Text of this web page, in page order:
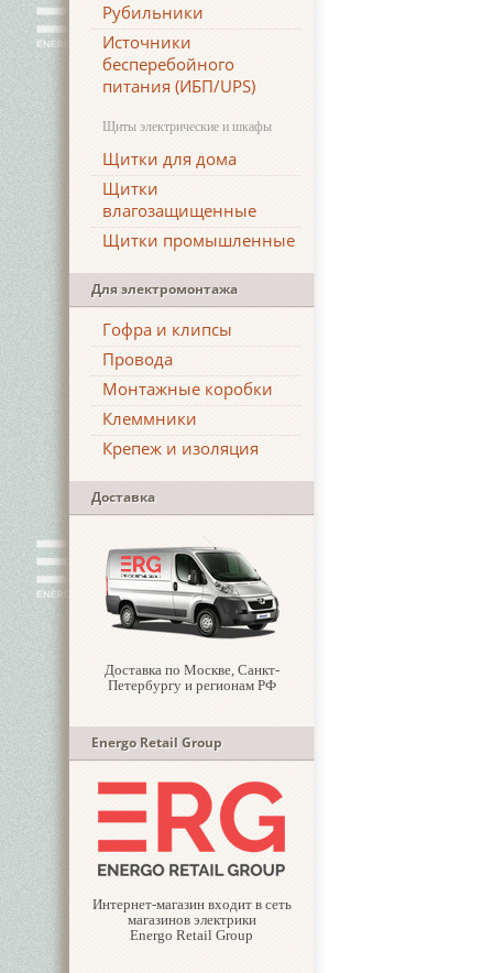
Рубильники
Источники
бесперебойного
питания (ИБП/UPS)
Щиты электрические и шкафы
Щитки для дома
Щитки
влагозащищенные
Щитки промышленные
Для электромонтажа
Гофра и клипсы
Провода
Монтажные коробки
Клеммники
Крепеж и изоляция
Доставка
Доставка по Москве, Санкт-
Петербургу и регионам РФ
Energo Retail Group
Интернет-магазин входит в сеть
магазинов электрики
Energo Retail Group